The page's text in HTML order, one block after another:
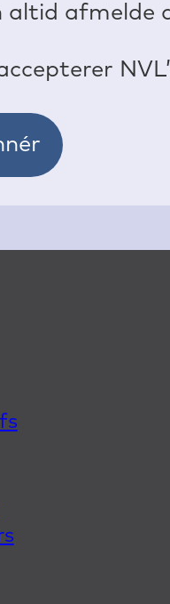
altid afmelde